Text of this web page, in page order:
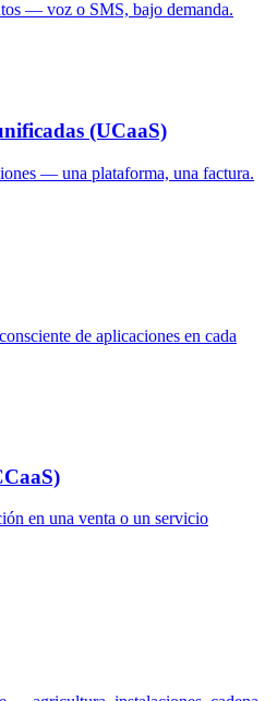
— voz o SMS, bajo demanda.
(UCaaS)
— una plataforma, una factura.
de aplicaciones en cada
en una venta o un servicio